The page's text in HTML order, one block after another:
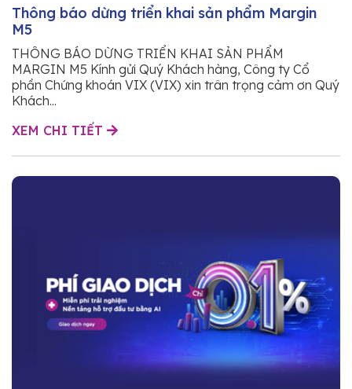
Thông báo dừng triển khai sản phẩm Margin
M5
THÔNG BÁO DỪNG TRIỂN KHAI SẢN PHẨM
MARGIN M5 Kính gửi Quý Khách hàng, Công ty Cổ
phần Chứng khoán VIX (VIX) xin trân trọng cảm ơn Quý
Khách...
XEM CHI TIẾT